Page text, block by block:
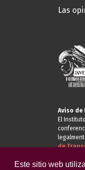
Este sitio web
Las
Aviso
El
de